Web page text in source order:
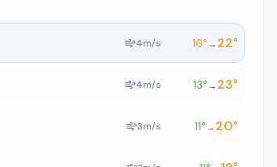
4m/s 16°→22°
4m/s 13°→23°
3m/s 11°→20°